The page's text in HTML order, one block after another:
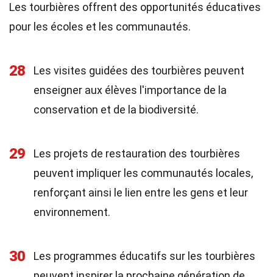
Les tourbières offrent des opportunités éducatives
pour les écoles et les communautés.
28
Les visites guidées des tourbières peuvent
enseigner aux élèves l'importance de la
conservation et de la biodiversité.
29
Les projets de restauration des tourbières
peuvent impliquer les communautés locales,
renforçant ainsi le lien entre les gens et leur
environnement.
30
Les programmes éducatifs sur les tourbières